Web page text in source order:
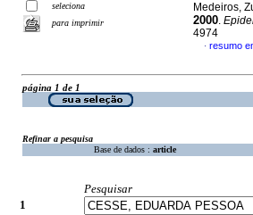
seleciona
para imprimir
Medeiros,
2000.
4974
· resumo
página 1 de 1
Refinar a pesquisa
Base de dados : article
Pesquisar
1